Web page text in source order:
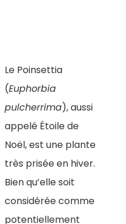
Le Poinsettia
(Euphorbia
pulcherrima), aussi
appelé Étoile de
Noël, est une plante
très prisée en hiver.
Bien qu’elle soit
considérée comme
potentiellement